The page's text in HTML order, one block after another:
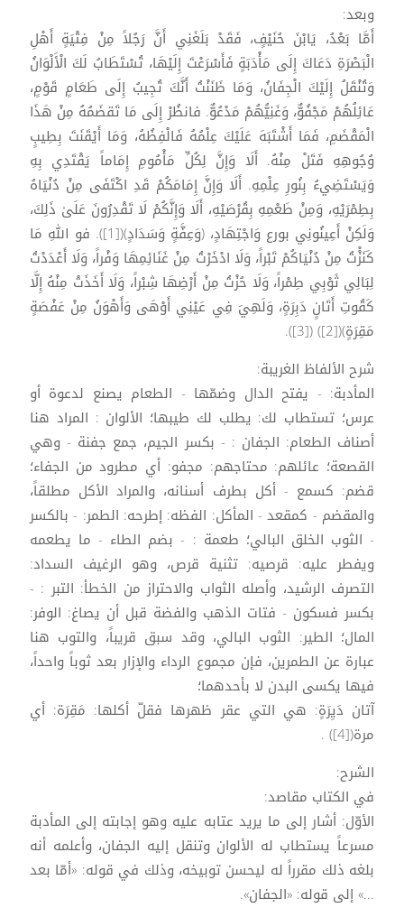
وبعد:
أَمَّا بَعْدُ، يَابْنَ حُنَيْفٍ، فَقَدْ بَلَغَنِي أَنَّ رَجُلاً مِنْ فِتْيَةٍ أَهْلِ
الْبَصْرَةِ دَعَاكَ إِلَى مَأْدَبَةٍ فَأَسْرَعْتَ إِلَيْهَا، تُسْتَطَابُ لَكَ الْأَلْوَانُ
وَتُنْقَلُ إِلَيْكَ الْجِفَانُ، وَمَا ظَنَنْتُ أَنَّكَ تُجِيبُ إِلَى طَعَامٍ قَوْمٍ،
عَائِلُهُمْ مَجْفُوٌّ، وَغَنِيُّهُمْ مَدْعُوٌّ. فانظُرْ إِلَى مَا تَقضَمُهُ مِنْ هَذَا
الْمَقْضَمِ، فَمَا أَشْتَبَهَ عَلَيْكَ عِلْمُهُ فَالْفِظُهُ، وَمَا أَيْقَنَتَ بِطِيبٍ
وُجُوهِهِ فَتَلْ مِنْهُ. أَلَا وَإِنَّ لِكُلِّ مَأْمُومِ إِمَاماً يَقْتَدِي بِهِ
وَيَسْتَضِيءُ بِنُورِ عِلْمِهِ. أَلَا وَإِنَّ إِمَامَكُمْ قَدِ اكْتَفَى مِنْ دُنْيَاهُ
بِطِمْرَيْهِ، وَمِنْ طَعْمِهِ بِقُرْصَيْهِ، أَلَا وَإِنَّكُمْ لَا تَقْدِرُونَ عَلَىٰ ذَلِكَ،
وَلَكِنْ أَعِينُونِي بورع وَاجْتِهَادٍ، (وَعِفَّةٍ وَسَدَادٍ)([1]). فو اللهِ مَا
كَنَزْْتُ مِنْ دُنْيَاكُمْ تَبْراً، وَلَا ادْخَرْتُ مِنْ غَنَائِمِهَا وَفْراً، وَلَا أَعْدَدْتُ
لِبَالِي ثَوْبِي طِمْراً، وَلَا حُزْتُ مِنْ أَرْضِهَا شِبْراً، وَلَا أَخَذَتْ مِنْهُ إِلَّا
كَقُوتِ أَتَانٍ دَبِرَةٍ، وَلَهِيَ فِي عَيْنِي أَوْهَى وَأَهْوَنُ مِنْ عَفْصَةٍ
مَقِرَةٍ)([2]) ([3]).
شرح الألفاظ الغريبة:
المأدبة: - يفتح الدال وضمّها - الطعام يصنع لدعوة أو
عرس؛ تستطاب لك: يطلب لك طيبها؛ الألوان : المراد هنا
أصناف الطعام: الجفان : - بكسر الجيم، جمع جفنة - وهي
القصعة؛ عائلهم: محتاجهم: مجفو: أي مطرود من الجفاء؛
قضم: كسمع - أكل بطرف أسنانه، والمراد الأكل مطلقاً،
والمقضم - كمقعد - المأكل: الفظه: إطرحه: الطمر: - بالكسر
- الثوب الخلق البالي؛ طعمة : - بضم الطاء - ما يطعمه
ويفطر عليه: قرصيه: تثنية قرص، وهو الرغيف السداد:
التصرف الرشيد، وأصله الثواب والاحتراز من الخطأ: التبر : -
بكسر فسكون - فتات الذهب والفضة قبل أن يصاغ: الوفر:
المال؛ الطير: الثوب البالي، وقد سبق قريباً، والتوب هنا
عبارة عن الطمرين، فإن مجموع الرداء والإزار بعد ثوباً واحداً،
فيها يكسى البدن لا بأحدهما؛
آتان دَيِرَةٍ: هي التي عقر ظهرها فقلّ أكلها: مَقِرَة: أي
مرة([4]) .
الشرح:
في الكتاب مقاصد:
الأوّل: أشار إلى ما يريد عتابه عليه وهو إجابته إلى المأدبة
مسرعاً يستطاب له الألوان وتنقل إليه الجفان، وأعلمه أنه
بلغه ذلك مقرراً له ليحسن توبيخه، وذلك في قوله: «أمّا بعد
...» إلى قوله: «الجفان».